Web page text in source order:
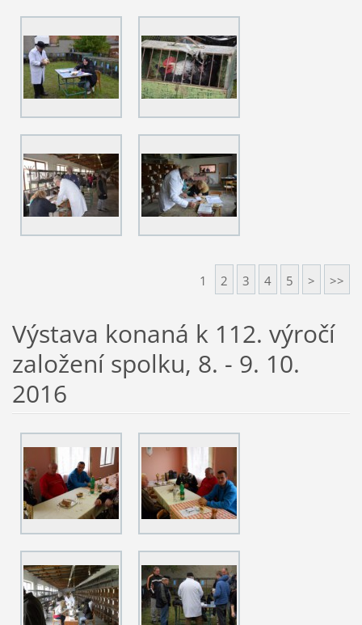
1 2 3 4 5 > >>
Výstava konaná k 112. výročí
založení spolku, 8. - 9. 10.
2016